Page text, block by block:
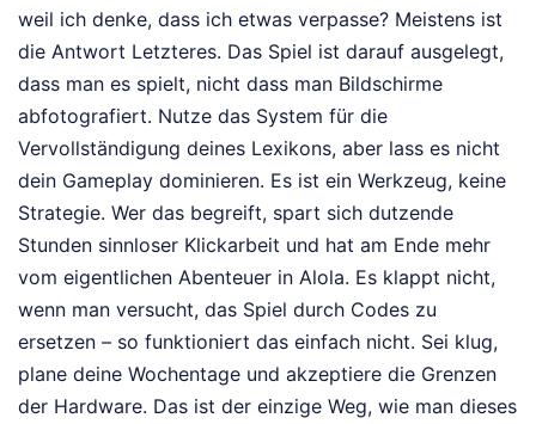
weil ich denke, dass ich etwas verpasse? Meistens ist
die Antwort Letzteres. Das Spiel ist darauf ausgelegt,
dass man es spielt, nicht dass man Bildschirme
abfotografiert. Nutze das System für die
Vervollständigung deines Lexikons, aber lass es nicht
dein Gameplay dominieren. Es ist ein Werkzeug, keine
Strategie. Wer das begreift, spart sich dutzende
Stunden sinnloser Klickarbeit und hat am Ende mehr
vom eigentlichen Abenteuer in Alola. Es klappt nicht,
wenn man versucht, das Spiel durch Codes zu
ersetzen – so funktioniert das einfach nicht. Sei klug,
plane deine Wochentage und akzeptiere die Grenzen
der Hardware. Das ist der einzige Weg, wie man dieses